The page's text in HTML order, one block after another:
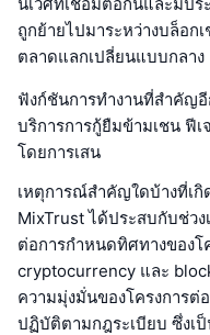
ถูกย้ายไปมาระหว่างบล็อก
ตลาดแลกเปลี่ยนแบบกลาง
ฟังก์ชันการทำงานที่สำคัญ
บริการการกู้ยืมข้ามเชน ฟี
โดยการเสน
เหตุการณ์สำคัญใดบ้างที่เ
MixTrust ได้ประสบกับช่ว
ต่อการกำหนดทิศทางของ
cryptocurrency และ
ความมุ่งมั่นของโครงการ
ปฏิบัติตามกฎระเบียบ ซึ่งเ